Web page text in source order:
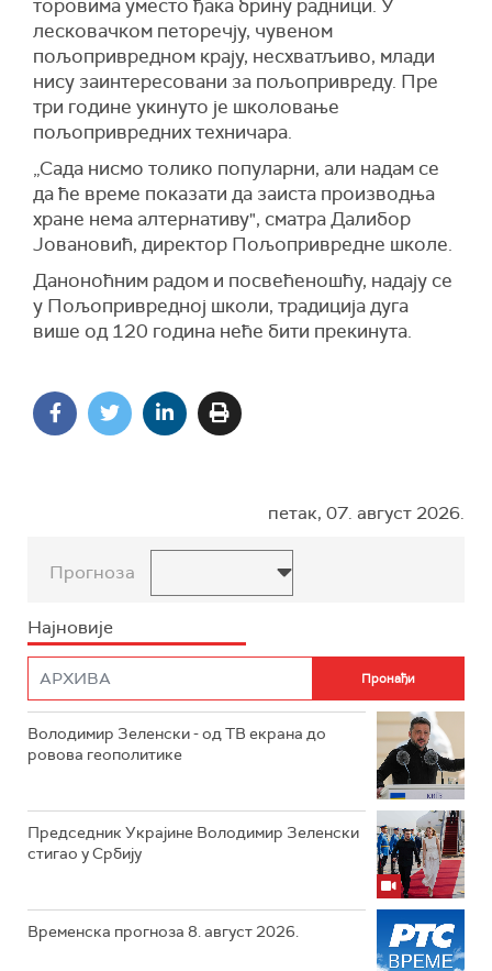
торовима уместо ђака брину радници. У
лесковачком петоречју, чувеном
пољопривредном крају, несхватљиво, млади
нису заинтересовани за пољопривреду. Пре
три године укинуто је школовање
пољопривредних техничара.
„Сада нисмо толико популарни, али надам се
да ће време показати да заиста производња
хране нема алтернативу", сматра Далибор
Јовановић, директор Пољопривредне школе.
Даноноћним радом и посвећеношћу, надају се
у Пољопривредној школи, традиција дуга
више од 120 година неће бити прекинута.
петак, 07. август 2026.
Прогноза
Најновије
Володимир Зеленски - од ТВ екрана до
ровова геополитике
Председник Украјине Володимир Зеленски
стигао у Србију
Временска прогноза 8. август 2026.